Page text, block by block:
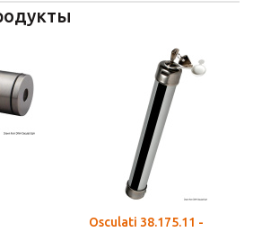
Osculati 38.175.11 -